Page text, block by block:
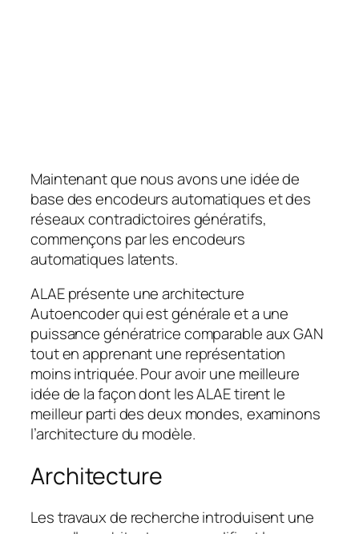
Maintenant que nous avons une idée de
base des encodeurs automatiques et des
réseaux contradictoires génératifs,
commençons par les encodeurs
automatiques latents.
ALAE présente une architecture
Autoencoder qui est générale et a une
puissance génératrice comparable aux GAN
tout en apprenant une représentation
moins intriquée. Pour avoir une meilleure
idée de la façon dont les ALAE tirent le
meilleur parti des deux mondes, examinons
l’architecture du modèle.
Architecture
Les travaux de recherche introduisent une